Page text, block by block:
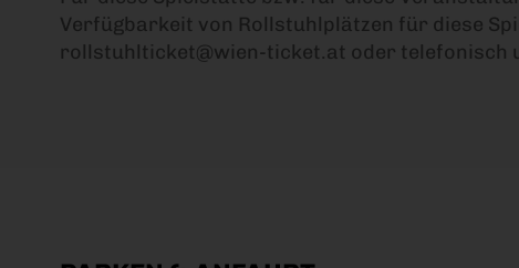
Verfügbarkeit von Rollstuhlplätzen für diese
rollstuhlticket@wien-ticket.at oder telefonisch